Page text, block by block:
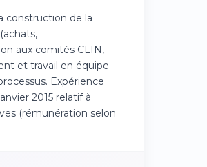
construction de la
aux comités CLIN,
et travail en équipe
Expérience
2015 relatif à
(rémunération selon